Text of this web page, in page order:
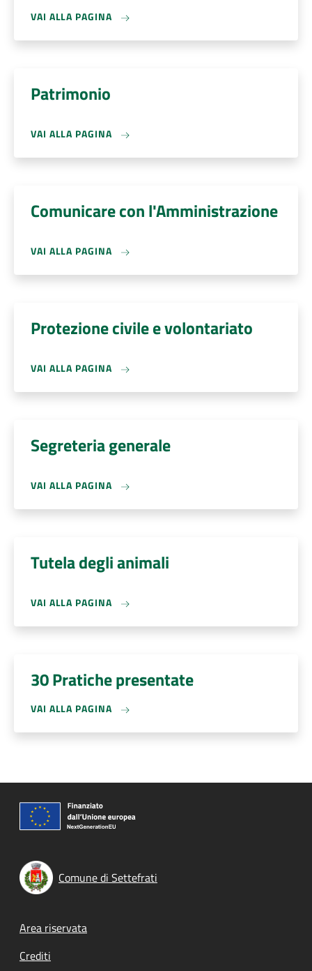
VAI ALLA PAGINA
Patrimonio
VAI ALLA PAGINA
Comunicare con l'Amministrazione
VAI ALLA PAGINA
Protezione civile e volontariato
VAI ALLA PAGINA
Segreteria generale
VAI ALLA PAGINA
Tutela degli animali
VAI ALLA PAGINA
30 Pratiche presentate
VAI ALLA PAGINA
Comune di Settefrati
Footer menu
Area riservata
Crediti